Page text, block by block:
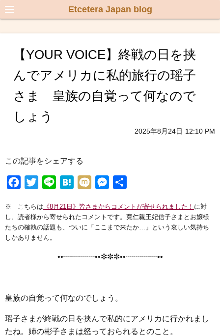
Etcetera Japan blog
【YOUR VOICE】終戦の日を挟
んでアメリカに私的旅行の瑶子
さま 皇族の自覚って何なので
しょう
2025年8月24日 12:10 PM
この記事をシェアする
c
e
b
i
t
t
n
e
H
t
M
x
i
s
s
※ こちらは 《8月21日》皆さまからコメントが寄せられました！ に対
し、読者様から寄せられたコメントです。寬仁親王妃信子さまとお嬢様
たちの確執の話題も、ついに「ここまで来たか…」という哀しい気持ち
しかありません。
••┈┈┈┈••✼✼✼••┈┈┈┈••
皇族の自覚って何なのでしょう。
瑶子さまが終戦の日を挟んで私的にアメリカに行かれまし
たね。姉の彬子さまは怒っておられるとのこと。